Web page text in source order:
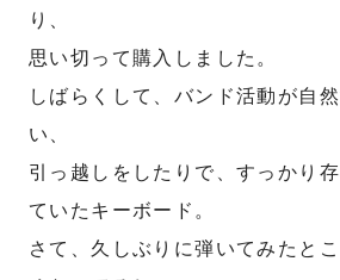
り、
思い切って購入しました。
しばらくして、バンド活動が自
い、
引っ越しをしたりで、すっかり
ていたキーボード。
さて、久しぶりに弾いてみたと